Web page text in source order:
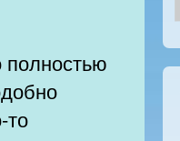
полностью
то